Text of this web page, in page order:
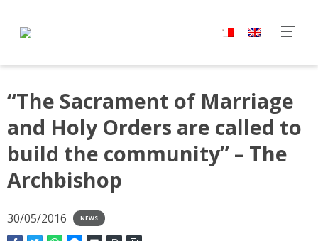
“The Sacrament of Marriage
and Holy Orders are called to
build the community” – The
Archbishop
30/05/2016 NEWS